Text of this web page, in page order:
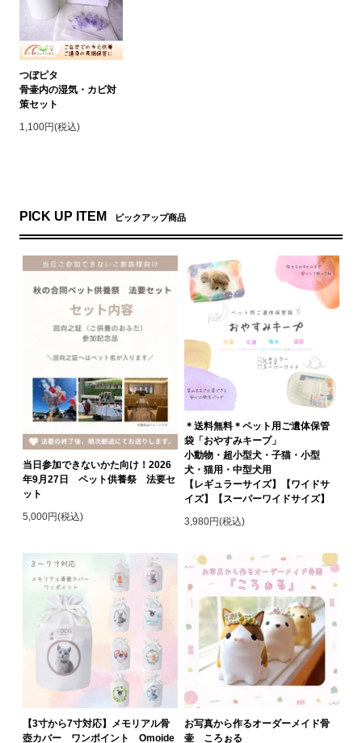
つぼピタ
骨壷内の湿気・カビ対
策セット
1,100円(税込)
PICK UP ITEM ピックアップ商品
当日参加できないかた向け！2026
年9月27日 ペット供養祭 法要セ
ット
5,000円(税込)
＊送料無料＊ペット用ご遺体保管
袋「おやすみキープ」
小動物・超小型犬・子猫・小型
犬・猫用・中型犬用
【レギュラーサイズ】【ワイドサ
イズ】【スーパーワイドサイズ】
3,980円(税込)
【3寸から7寸対応】メモリアル骨
壺カバー ワンポイント Omoide
お写真から作るオーダーメイド骨
壷 ころぉる